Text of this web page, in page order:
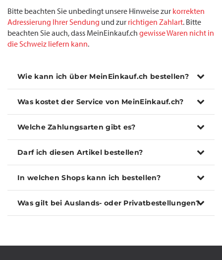
Bitte beachten Sie unbedingt unsere Hinweise zur korrekten
Adressierung Ihrer Sendung und zur richtigen Zahlart. Bitte
beachten Sie auch, dass MeinEinkauf.ch gewisse Waren nicht in
die Schweiz liefern kann.
Wie kann ich über MeinEinkauf.ch bestellen?
Was kostet der Service von MeinEinkauf.ch?
Welche Zahlungsarten gibt es?
Darf ich diesen Artikel bestellen?
In welchen Shops kann ich bestellen?
Was gilt bei Auslands- oder Privatbestellungen?